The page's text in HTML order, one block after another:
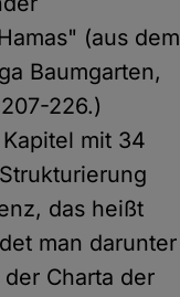
(aus dem
Baumgarten,
226.)
mit 34
das heißt
man darunter
Charta der